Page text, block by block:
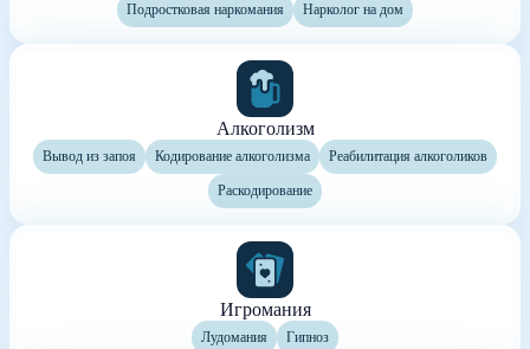
Подростковая наркомания Нарколог на дом
Алкоголизм
Вывод из запоя Кодирование алкоголизма Реабилитация алкоголиков
Раскодирование
Игромания
Лудомания Гипноз